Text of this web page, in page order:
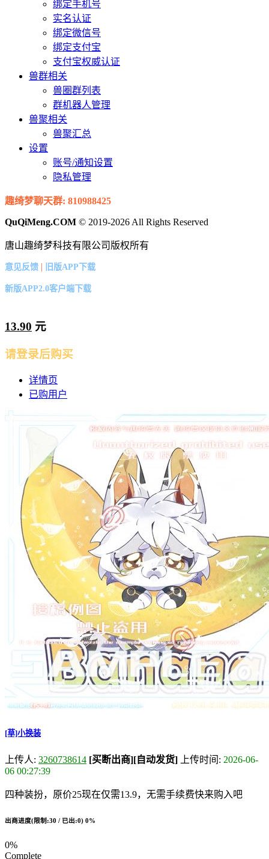
绑定手机号
实名认证
绑定微信号
绑定支付宝
支付宝权威认证
兽群相关
兽圈群列表
群机器人管理
兽聚相关
兽聚汇总
设置
账号/通知设置
隐私管理
趣绮梦聊天群: 810988425
QuQiMeng.COM © 2019-2026 All Rights Reserved
唐山趣绮梦科技有限公司版权所有
意见反馈 | 旧版APP下载
新版APP2.0客户端下载
13.90 元
请登录后购买
详情页
已购用户
[草]小换装
上传人: 3260738614 [买断出商][自动发货] 上传时间: 2026-06-
06 00:27:39
四种装扮，原价25现在仅需13.9，无需手续费快来购入吧
出商进度(限制:30 / 已出:0) 0%
0%
Complete